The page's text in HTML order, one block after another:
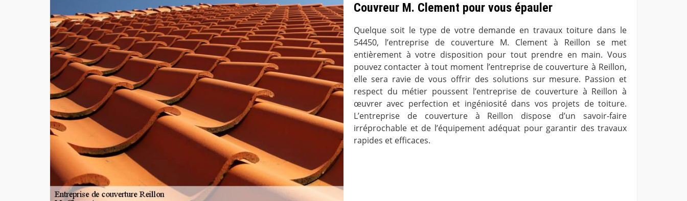
Couvreur M. Clement pour vous épauler
Quelque soit le type de votre demande en travaux toiture dans le
54450, l’entreprise de couverture M. Clement à Reillon se met
entièrement à votre disposition pour tout prendre en main. Vous
pouvez contacter à tout moment l’entreprise de couverture à Reillon,
elle sera ravie de vous offrir des solutions sur mesure. Passion et
respect du métier poussent l’entreprise de couverture à Reillon à
œuvrer avec perfection et ingéniosité dans vos projets de toiture.
L’entreprise de couverture à Reillon dispose d’un savoir-faire
irréprochable et de l’équipement adéquat pour garantir des travaux
rapides et efficaces.